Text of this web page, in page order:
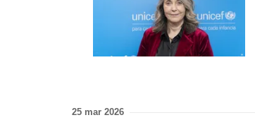
25 mar 2026